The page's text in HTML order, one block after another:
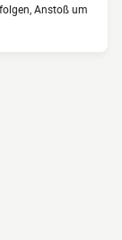
Anstoß um